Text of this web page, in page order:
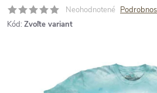
Neohodnotené
Kód: Zvoľte variant